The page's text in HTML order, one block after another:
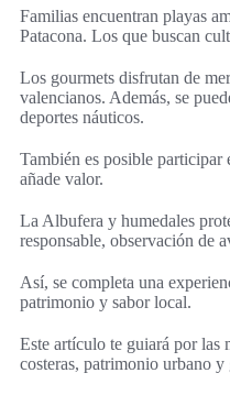
Familias encuentran playas
Patacona. Los que buscan
Los gourmets disfrutan de
valencianos. Además, se
deportes náuticos.
También es posible
añade valor.
La Albufera y humedales
responsable, observación de
Así, se completa una
patrimonio y sabor local.
Este artículo te guiará por las
costeras, patrimonio urbano